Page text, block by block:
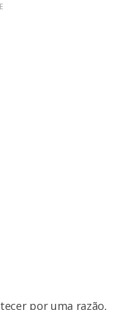
por uma razão,